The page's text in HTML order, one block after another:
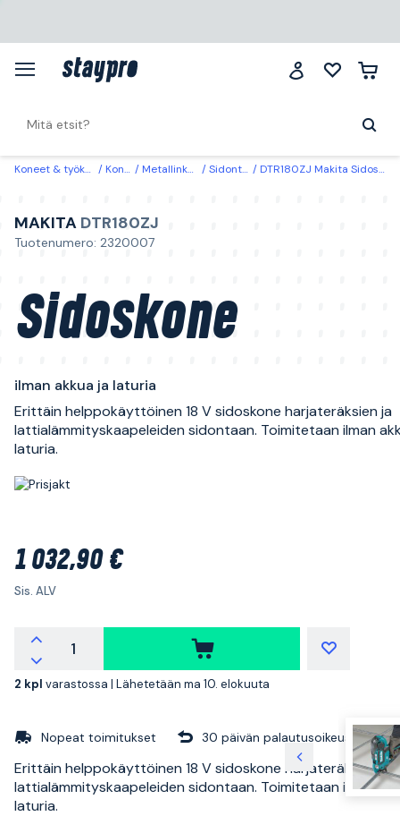
Koneet & työkalut Koneet Metallinkäsittely Sidontakoneet DTR180ZJ Makita Sidoskone ilman akkua ja laturia
MAKITA DTR180ZJ
Tuotenumero: 2320007
Sidoskone
ilman akkua ja laturia
Erittäin helppokäyttöinen 18 V sidoskone harjateräksien ja
lattialämmityskaapeleiden sidontaan. Toimitetaan ilman
laturia.
1 032,90 €
Sis. ALV
2 kpl varastossa | Lähetetään ma 10. elokuuta
Nopeat toimitukset 30 päivän palautusoikeus
Erittäin helppokäyttöinen 18 V sidoskone harjateräksien ja
lattialämmityskaapeleiden sidontaan. Toimitetaan ilman
laturia.